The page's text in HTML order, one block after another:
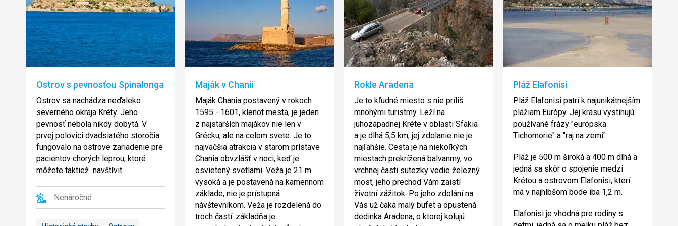
Ostrov s pevnosťou Spinalonga
Ostrov sa nachádza neďaleko
severného okraja Kréty. Jeho
pevnosť nebola nikdy dobytá. V
prvej polovici dvadsiatého storočia
fungovalo na ostrove zariadenie pre
pacientov chorých leprou, ktoré
môžete taktiež navštívit.
Nenáročné
Maják v Chanii
Maják Chania postavený v rokoch
1595 - 1601, klenot mesta, je jeden
z najstarších majákov nie len v
Grécku, ale na celom svete. Je to
najväčšia atrakcia v starom prístave
Chania obvzlášť v noci, keď je
osvietený svetlami. Veža je 21 m
vysoká a je postavená na kamennom
základe, nie je prístupná
návštevníkom. Veža je rozdelená do
troch častí: základňa je
Rokle Aradena
Je to kľudné miesto s nie príliš
mnohými turistmy. Leží na
juhozápadnej Kréte v oblasti Sfakia
a je dlhá 5,5 km, jej zdolanie nie je
najľahšie. Cesta je na niekoľkých
miestach prekrížená balvanmy, vo
vrchnej časti sutezky vedie železný
most, jeho prechod Vám zaistí
životní zážitok. Po jeho zdolání na
Vás už čaká malý bufet a opustená
dedinka Aradena, o ktorej kolujú
Pláž Elafonisi
Pláž Elafonisi patrí k najunikátnejším
plážiam Európy. Jej krásu vystihujú
používané frázy "európska
Tichomorie" a "raj na zemi".
Pláž je 500 m široká a 400 m dlhá a
jedná sa skôr o spojenie medzi
Krétou a ostrovom Elafonisi, kterí
má v najhlbšom bode iba 1,2 m.
Elafonisi je vhodná pre rodiny s